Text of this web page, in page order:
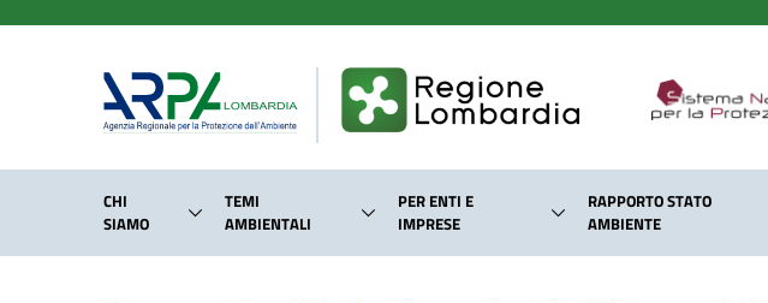
CHI
SIAMO
TEMI
AMBIENTALI
PER ENTI E
IMPRESE
RAPPORTO STATO
AMBIENTE